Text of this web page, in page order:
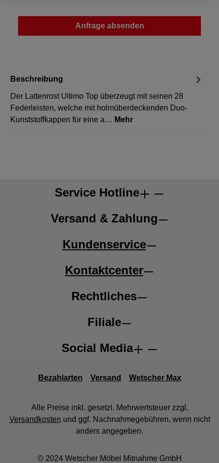
Anfrage absenden
Beschreibung
Der Lattenrost Ultimo Top überzeugt mit seinen 28
Federleisten, welche mit holmüberdeckenden Duo-
Kunststoffkappen für eine a… Mehr
Service Hotline
Versand & Zahlung
Kundenservice
Kontaktcenter
Rechtliches
Filiale
Social Media
Bezahlarten Versand Wetscher Max
Alle Preise inkl. gesetzl. Mehrwertsteuer zzgl.
Versandkosten und ggf. Nachnahmegebühren, wenn nicht
anders angegeben.
© 2024 Wetscher Möbel Mitnahme GmbH